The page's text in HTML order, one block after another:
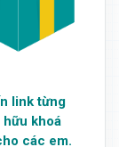
link từng
hữu khoá
các em.